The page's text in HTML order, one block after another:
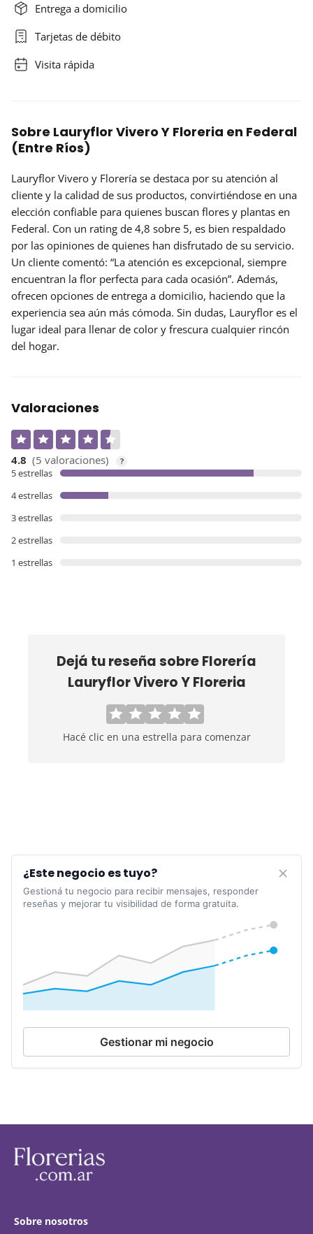
Entrega a domicilio
Tarjetas de débito
Visita rápida
Sobre Lauryflor Vivero Y Floreria en Federal
(Entre Ríos)
Lauryflor Vivero y Florería se destaca por su atención al
cliente y la calidad de sus productos, convirtiéndose en una
elección confiable para quienes buscan flores y plantas en
Federal. Con un rating de 4,8 sobre 5, es bien respaldado
por las opiniones de quienes han disfrutado de su servicio.
Un cliente comentó: “La atención es excepcional, siempre
encuentran la flor perfecta para cada ocasión”. Además,
ofrecen opciones de entrega a domicilio, haciendo que la
experiencia sea aún más cómoda. Sin dudas, Lauryflor es el
lugar ideal para llenar de color y frescura cualquier rincón
del hogar.
Valoraciones
4.8 (5 valoraciones) ?
5 estrellas
4 estrellas
3 estrellas
2 estrellas
1 estrellas
Dejá tu reseña sobreFlorería
Lauryflor Vivero Y Floreria
Hacé clic en una estrella para comenzar
¿Este negocio es tuyo?
Gestioná tu negocio para recibir mensajes, responder
reseñas y mejorar tu visibilidad de forma gratuita.
Gestionar mi negocio
Sobre nosotros